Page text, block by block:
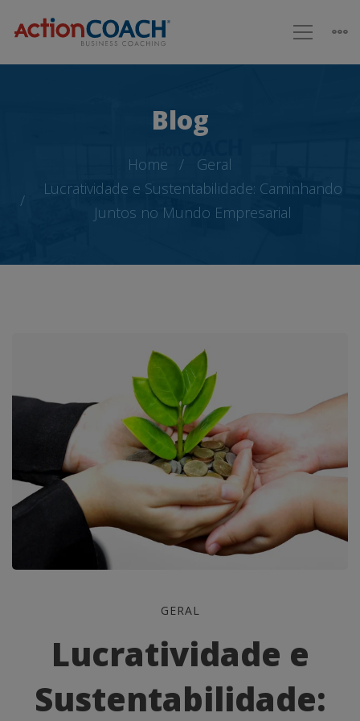
Blog
Home
Geral
Lucratividade e Sustentabilidade: Caminhando
Juntos no Mundo Empresarial
Lucratividade
Sustentabilidade:
Caminhando
GERAL
Lucratividade e
Sustentabilidade: